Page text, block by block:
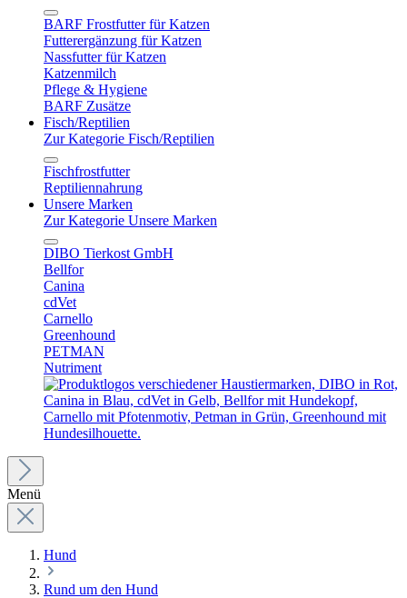
BARF Frostfutter für Katzen
Futterergänzung für Katzen
Nassfutter für Katzen
Katzenmilch
Pflege & Hygiene
BARF Zusätze
Fisch/Reptilien
Zur Kategorie Fisch/Reptilien
Fischfrostfutter
Reptiliennahrung
Unsere Marken
Zur Kategorie Unsere Marken
DIBO Tierkost GmbH
Bellfor
Canina
cdVet
Carnello
Greenhound
PETMAN
Nutriment
Menü
Hund
Rund um den Hund